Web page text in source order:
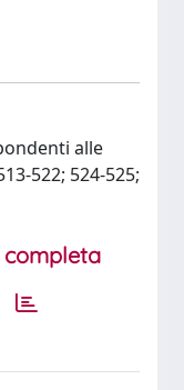
alle
522; 524-525;
completa